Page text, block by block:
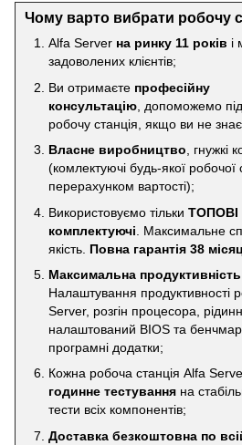
Чому варто вибрати робочу
Alfa Server на ринку 11 років і
задоволених клієнтів;
Ви отримаєте професійну
консультацію , допоможемо
робочу станція, якщо ви не
Власне виробництво , гнужкі
(комлектуючі будь-якої робочої
перерахунком вартості);
Використовуємо тільки ТОПОВІ
комплектуючі . Максимальне
якість. Повна гарантія 38
Максимальна продуктивність
Налаштування продуктивності
Server, розгін процесора,
налаштований BIOS та
програмні додатки;
Кожна робоча станція Alfa
годинне тестування на
тести всіх компонентів;
Доставка безкоштовна по